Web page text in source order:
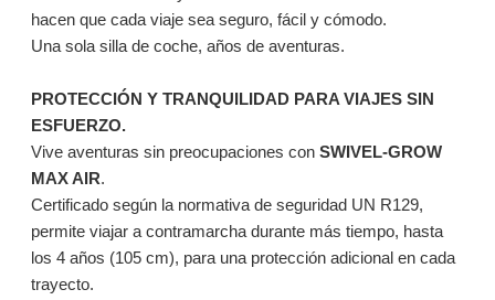
hacen que cada viaje sea seguro, fácil y cómodo.
Una sola silla de coche, años de aventuras.
PROTECCIÓN Y TRANQUILIDAD PARA VIAJES SIN
ESFUERZO.
Vive aventuras sin preocupaciones con SWIVEL-GROW
MAX AIR.
Certificado según la normativa de seguridad UN R129,
permite viajar a contramarcha durante más tiempo, hasta
los 4 años (105 cm), para una protección adicional en cada
trayecto.